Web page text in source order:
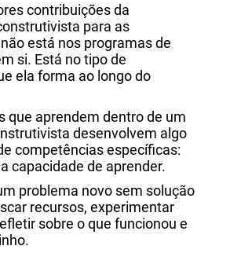
contribuições da
para as
está nos programas de
si. Está no tipo de
ela forma ao longo do
que aprendem dentro de um
desenvolvem algo
competências específicas:
capacidade de aprender.
problema novo sem solução
recursos, experimentar
sobre o que funcionou e